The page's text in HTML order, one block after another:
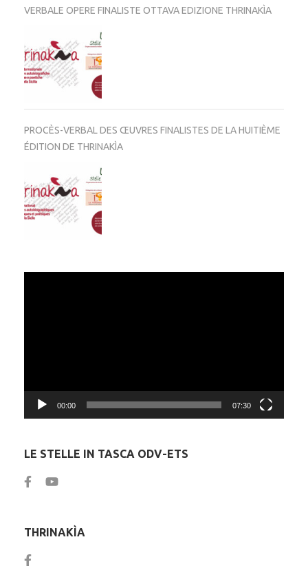
VERBALE OPERE FINALISTE OTTAVA EDIZIONE THRINAKÌA
PROCÈS-VERBAL DES ŒUVRES FINALISTES DE LA HUITIÈME
ÉDITION DE THRINAKÌA
00:00 07:30
LE STELLE IN TASCA ODV-ETS
THRINAKÌA